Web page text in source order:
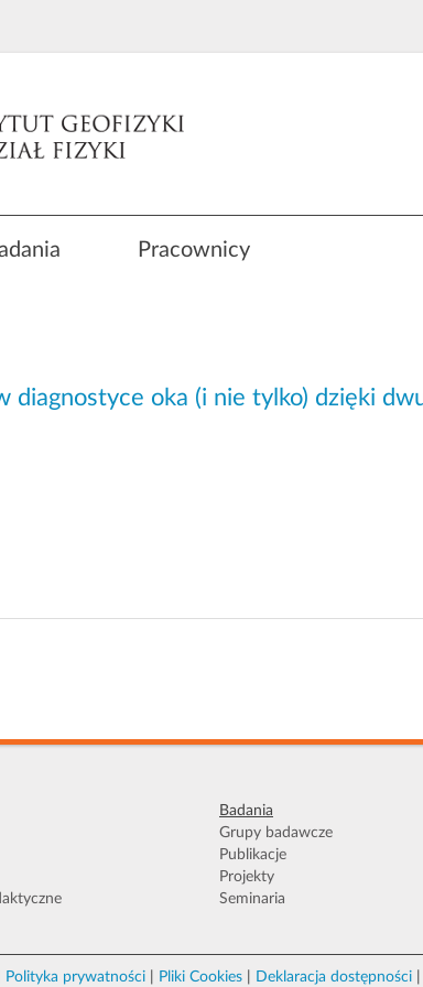
Pracownicy
oka (i nie tylko) dzięki
Badania
Grupy badawcze
Publikacje
Projekty
Seminaria
Polityka prywatności| Pliki Cookies| Deklaracja dostępności|